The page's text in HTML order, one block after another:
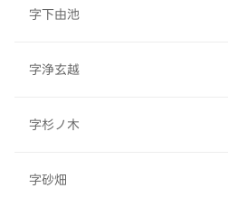
字下由池
字浄玄越
字杉ノ木
字砂畑